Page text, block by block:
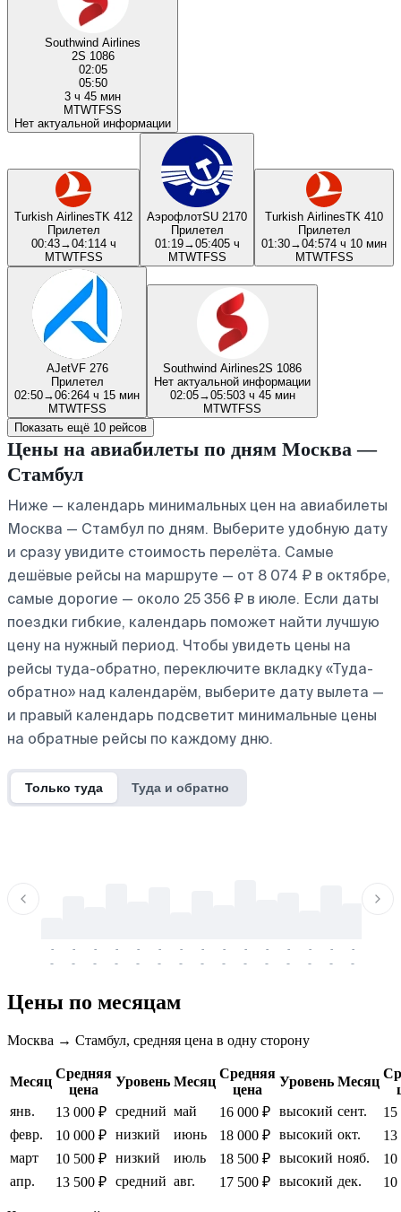
Southwind Airlines
2S 1086
02:05
05:50
3 ч 45 мин
MTWTFSS
Нет актуальной информации
Turkish AirlinesTK 412
Прилетел
00:43→04:114 ч
MTWTFSS
АэрофлотSU 2170
Прилетел
01:19→05:405 ч
MTWTFSS
Turkish AirlinesTK 410
Прилетел
01:30→04:574 ч 10 мин
MTWTFSS
AJetVF 276
Прилетел
02:50→06:264 ч 15 мин
MTWTFSS
Southwind Airlines2S 1086
Нет актуальной информации
02:05→05:503 ч 45 мин
MTWTFSS
Показать ещё 10 рейсов
Цены на авиабилеты по дням Москва —
Стамбул
Ниже — календарь минимальных цен на авиабилеты
Москва — Стамбул по дням. Выберите удобную дату
и сразу увидите стоимость перелёта. Самые
дешёвые рейсы на маршруте — от 8 074 ₽ в октябре,
самые дорогие — около 25 356 ₽ в июле. Если даты
поездки гибкие, календарь поможет найти лучшую
цену на нужный период. Чтобы увидеть цены на
рейсы туда-обратно, переключите вкладку «Туда-
обратно» над календарём, выберите дату вылета —
и правый календарь подсветит минимальные цены
на обратные рейсы по каждому дню.
Только туда Туда и обратно
-
-
-
-
-
-
-
-
-
-
-
-
-
-
-
-
-
-
-
-
-
-
-
-
-
-
-
-
-
-
Цены по месяцам
Москва → Стамбул, средняя цена в одну сторону
Месяц
Средняя
цена
Уровень Месяц
Средняя
цена
Уровень Месяц
янв.
13 000 ₽ средний май 16 000 ₽ высокий сент.
15
февр.
10 000 ₽ низкий июнь 18 000 ₽ высокий окт.
13
март
10 500 ₽ низкий июль 18 500 ₽ высокий нояб.
10
апр.
13 500 ₽ средний авг. 17 500 ₽ высокий дек. 10